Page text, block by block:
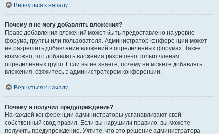
Вернуться к началу
Почему я не могу добавлять вложения?
Право добавления вложений может быть предоставлено на уровне
форума, группы или пользователя. Администратор конференции может
не разрешить добавление вложений в определённых форумах. Также
возможно, что добавлять вложения разрешено только членам
определённых групп. Если вы не знаете, почему не можете добавлять
вложения, свяжитесь с администратором конференции.
Вернуться к началу
Почему я получил предупреждение?
На каждой конференции администраторы устанавливают свой
собственный свод правил. Если вы нарушили правило, вы можете
получить предупреждение. Учтите, что это решение администратора